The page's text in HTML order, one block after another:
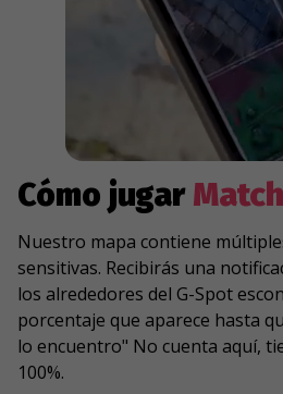
Cómo jugar
Nuestro mapa contiene
sensitivas. Recibirás una
los alrededores del G-Spot
porcentaje que aparece hasta
lo encuentro" No cuenta aquí,
100%.